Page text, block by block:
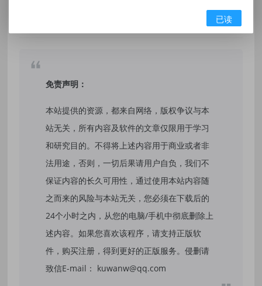
免责声明：
本站提供的资源，都来自网络，版权争议与本
站无关，所有内容及软件的文章仅限用于学习
和研究目的。不得将上述内容用于商业或者非
法用途，否则，一切后果请用户自负，我们不
保证内容的长久可用性，通过使用本站内容随
之而来的风险与本站无关，您必须在下载后的
24个小时之内，从您的电脑/手机中彻底删除上
述内容。如果您喜欢该程序，请支持正版软
件，购买注册，得到更好的正版服务。侵删请
致信E-mail： kuwanw@qq.com
已读